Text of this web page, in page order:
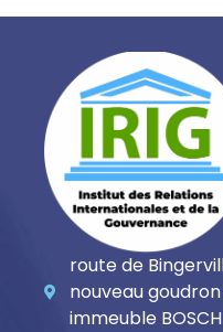
route de
nouveau
immeuble BOSCH